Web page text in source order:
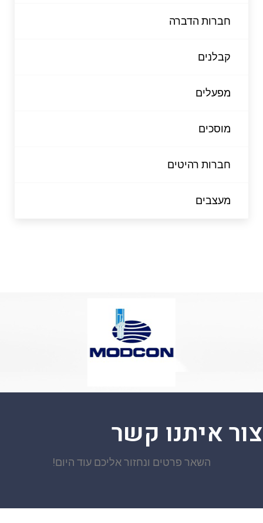
חברות הדברה
קבלנים
מפעלים
מוסכים
חברות רהיטים
מעצבים
צור איתנו קשר
השאר פרטים ונחזור אליכם עוד היום!